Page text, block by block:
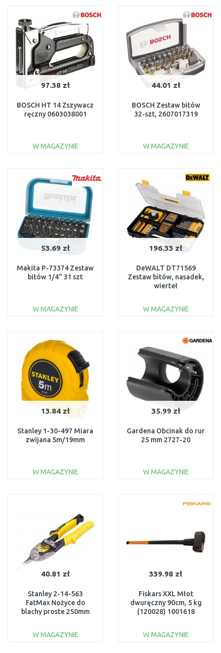
Do porównania Do porównania
97.38 zł
BOSCH HT 14 Zszywacz
ręczny 0603038001
W MAGAZYNIE
Do porównania
44.01 zł
BOSCH Zestaw bitów
32-szt, 2607017319
W MAGAZYNIE
Do porównania
53.69 zł
Makita P-73374 Zestaw
bitów 1/4" 31 szt
W MAGAZYNIE
Do porównania
196.33 zł
DeWALT DT71569
Zestaw bitów, nasadek,
wierteł
W MAGAZYNIE
Do porównania
13.84 zł
Stanley 1-30-497 Miara
zwijana 5m/19mm
W MAGAZYNIE
35.99 zł
Gardena Obcinak do rur
25 mm 2727-20
W MAGAZYNIE
Do porównania
40.81 zł
Stanley 2-14-563
FatMax Nożyce do
blachy proste 250mm
W MAGAZYNIE
339.98 zł
Fiskars XXL Młot
dwuręczny 90cm, 5 kg
(120028) 1001618
W MAGAZYNIE